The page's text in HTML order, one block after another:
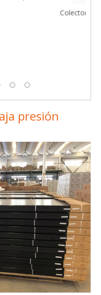
cromo negro (SPFP -G
presión